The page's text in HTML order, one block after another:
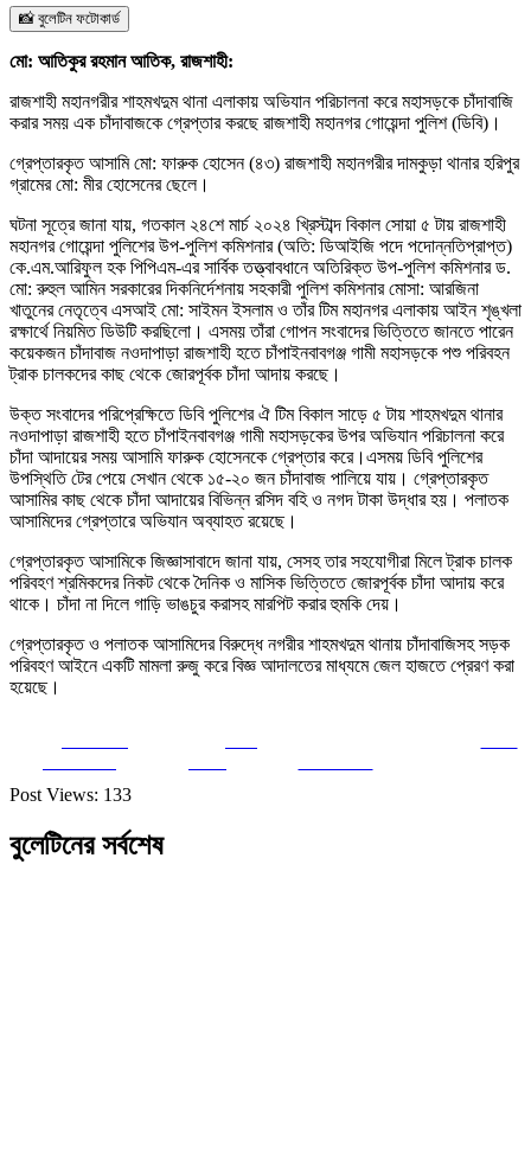
📸 বুলেটিন ফটোকার্ড
মো: আতিকুর রহমান আতিক, রাজশাহী:
রাজশাহী মহানগরীর শাহমখদুম থানা এলাকায় অভিযান পরিচালনা করে মহাসড়কে চাঁদাবাজি
করার সময় এক চাঁদাবাজকে গ্রেপ্তার করছে রাজশাহী মহানগর গোয়েন্দা পুলিশ (ডিবি)।
গ্রেপ্তারকৃত আসামি মো: ফারুক হোসেন (৪৩) রাজশাহী মহানগরীর দামকুড়া থানার হরিপুর
গ্রামের মো: মীর হোসেনের ছেলে।
ঘটনা সূত্রে জানা যায়, গতকাল ২৪শে মার্চ ২০২৪ খ্রিস্টাব্দ বিকাল সোয়া ৫ টায় রাজশাহী
মহানগর গোয়েন্দা পুলিশের উপ-পুলিশ কমিশনার (অতি: ডিআইজি পদে পদোন্নতিপ্রাপ্ত)
কে.এম.আরিফুল হক পিপিএম-এর সার্বিক তত্ত্বাবধানে অতিরিক্ত উপ-পুলিশ কমিশনার ড.
মো: রুহুল আমিন সরকারের দিকনির্দেশনায় সহকারী পুলিশ কমিশনার মোসা: আরজিনা
খাতুনের নেতৃত্বে এসআই মো: সাইমন ইসলাম ও তাঁর টিম মহানগর এলাকায় আইন শৃঙ্খলা
রক্ষার্থে নিয়মিত ডিউটি করছিলো। এসময় তাঁরা গোপন সংবাদের ভিত্তিতে জানতে পারেন
কয়েকজন চাঁদাবাজ নওদাপাড়া রাজশাহী হতে চাঁপাইনবাবগঞ্জ গামী মহাসড়কে পশু পরিবহন
ট্রাক চালকদের কাছ থেকে জোরপূর্বক চাঁদা আদায় করছে।
উক্ত সংবাদের পরিপ্রেক্ষিতে ডিবি পুলিশের ঐ টিম বিকাল সাড়ে ৫ টায় শাহমখদুম থানার
নওদাপাড়া রাজশাহী হতে চাঁপাইনবাবগঞ্জ গামী মহাসড়কের উপর অভিযান পরিচালনা করে
চাঁদা আদায়ের সময় আসামি ফারুক হোসেনকে গ্রেপ্তার করে।এসময় ডিবি পুলিশের
উপস্থিতি টের পেয়ে সেখান থেকে ১৫-২০ জন চাঁদাবাজ পালিয়ে যায়। গ্রেপ্তারকৃত
আসামির কাছ থেকে চাঁদা আদায়ের বিভিন্ন রসিদ বহি ও নগদ টাকা উদ্ধার হয়। পলাতক
আসামিদের গ্রেপ্তারে অভিযান অব্যাহত রয়েছে।
গ্রেপ্তারকৃত আসামিকে জিজ্ঞাসাবাদে জানা যায়, সেসহ তার সহযোগীরা মিলে ট্রাক চালক
পরিবহণ শ্রমিকদের নিকট থেকে দৈনিক ও মাসিক ভিত্তিতে জোরপূর্বক চাঁদা আদায় করে
থাকে। চাঁদা না দিলে গাড়ি ভাঙচুর করাসহ মারপিট করার হুমকি দেয়।
গ্রেপ্তারকৃত ও পলাতক আসামিদের বিরুদ্ধে নগরীর শাহমখদুম থানায় চাঁদাবাজিসহ সড়ক
পরিবহণ আইনে একটি মামলা রুজু করে বিজ্ঞ আদালতের মাধ্যমে জেল হাজতে প্রেরণ করা
হয়েছে।
Post Views: 133
বুলেটিনের সর্বশেষ